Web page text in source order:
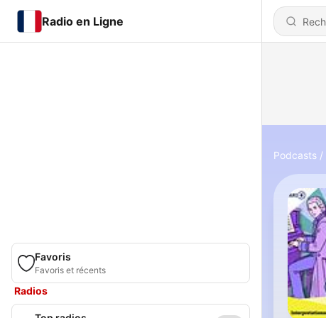
Radio en Ligne
Favoris
Favoris et récents
Radios
Podcasts